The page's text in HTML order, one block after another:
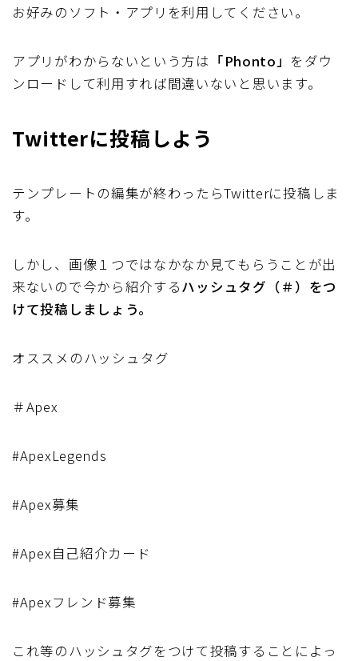
お好みのソフト・アプリを利用してください。
アプリがわからないという方は 「Phonto」 をダウ
ンロードして利用すれば間違いないと思います。
Twitterに投稿しよう
テンプレートの編集が終わったらTwitterに投稿しま
す。
しかし、画像１つではなかなか見てもらうことが出
来ないので今から紹介するハッシュタグ（＃）をつ
けて投稿しましょう。
オススメのハッシュタグ
＃Apex
#ApexLegends
#Apex募集
#Apex自己紹介カード
#Apexフレンド募集
これ等のハッシュタグをつけて投稿することによっ